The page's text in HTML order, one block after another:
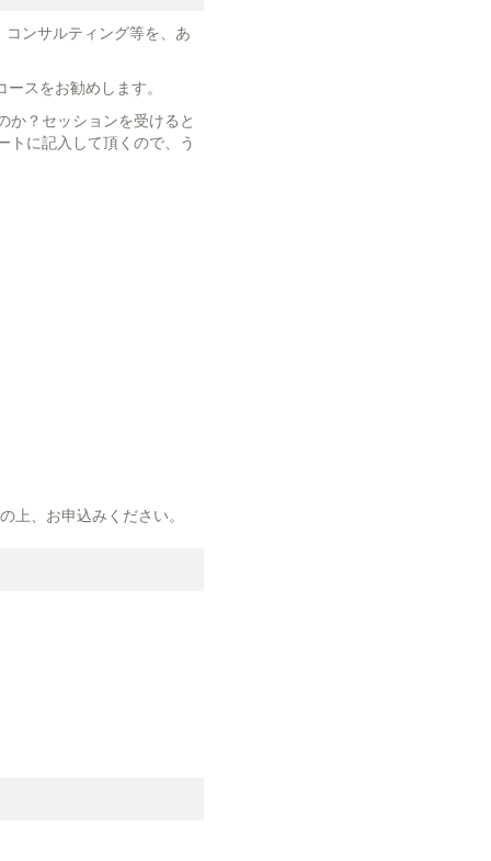
ンサルティング等を、あ
スをお勧めします。
か？セッションを受けると
トに記入して頂くので、う
上、お申込みください。